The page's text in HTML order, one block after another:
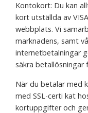
Kontokort: Du kan
kort utställda av
webbplats. Vi
marknadens, samt
internetbetalningar
säkra betallösningar
När du betalar med
med SSL-certi kat
kortuppgifter och